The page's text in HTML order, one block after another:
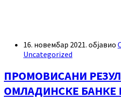
16. новембар 2021. објавио
Uncategorized
ПРОМОВИСАНИ
ОМЛАДИНСКЕ БАНКЕ